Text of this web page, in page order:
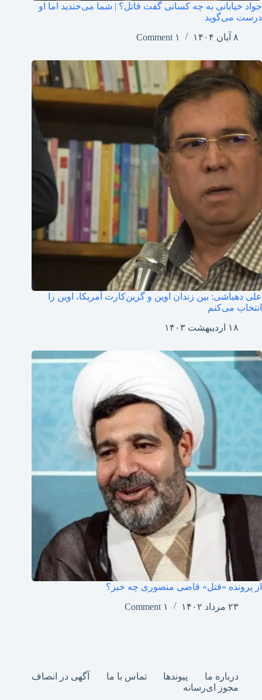
جواد خیابانی به چه کسانی گفت قاتل؟ | شما می‌خندید اما او
درست می‌گوید
۸ آبان ۱۴۰۴
۱ Comment
علی دهباشی: بین زندان اوین و گرین‌کارت آمریکا، اوین را
انتخاب می‌کنم
۱۸ اردیبهشت ۱۴۰۳
از پرونده «قتل» قاضی منصوری چه خبر؟
۲۳ مرداد ۱۴۰۲
۱ Comment
درباره ما پیوندها تماس با ما
آگهی در انصاف
مجوز ای‌رسانه